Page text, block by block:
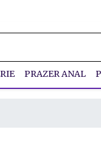
PRAZER ANAL